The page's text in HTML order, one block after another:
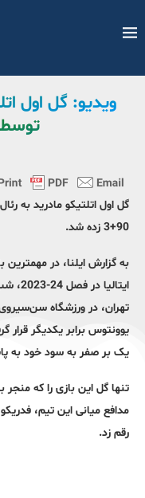
ویدیو: گل اول
توسط
گل اول اتلتیکو مادرید به
90+3 زده شد.
تهران، در ورزشگاه
یوونتوس برابر یکدیگر قرار
یک بر صفر به سود خود به
تنها گل این بازی را که
رقم زد.